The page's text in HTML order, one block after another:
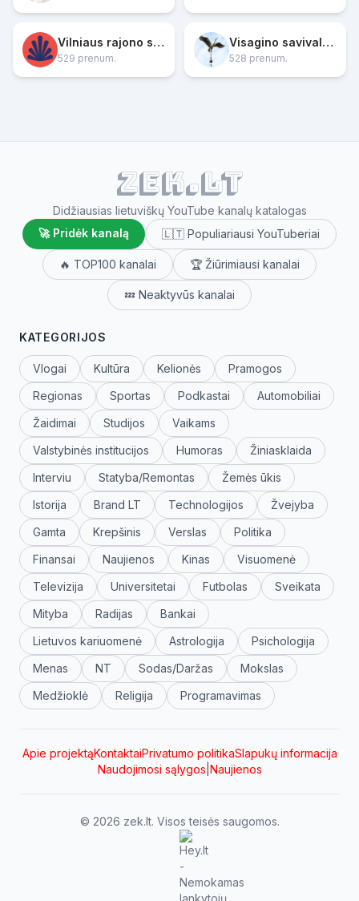
Vilniaus rajono savivaldybė
529 prenum.
Visagino savivaldybė
528 prenum.
ZEK.lt
Didžiausias lietuviškų YouTube kanalų katalogas
🚀 Pridėk kanalą
🇱🇹 Populiariausi YouTuberiai
🔥 TOP100 kanalai 🏆 Žiūrimiausi kanalai
💤 Neaktyvūs kanalai
KATEGORIJOS
Vlogai Kultūra Kelionės
Pramogos
Regionas
Sportas Podkastai
Automobiliai
Žaidimai
Studijos
Vaikams
Valstybinės institucijos
Humoras
Žiniasklaida
Interviu
Statyba/Remontas
Žemės ūkis
Istorija
Brand LT Technologijos
Žvejyba
Gamta
Krepšinis Verslas
Politika
Finansai
Naujienos Kinas
Visuomenė
Televizija
Universitetai Futbolas
Sveikata
Mityba
Radijas
Bankai
Lietuvos kariuomenė
Astrologija
Psichologija
Menas
NT Sodas/Daržas
Mokslas
Medžioklė
Religija Programavimas
Apie projektąKontaktaiPrivatumo politikaSlapukų informacija
Naudojimosi sąlygos Naujienos
© 2026 zek.lt. Visos teisės saugomos.